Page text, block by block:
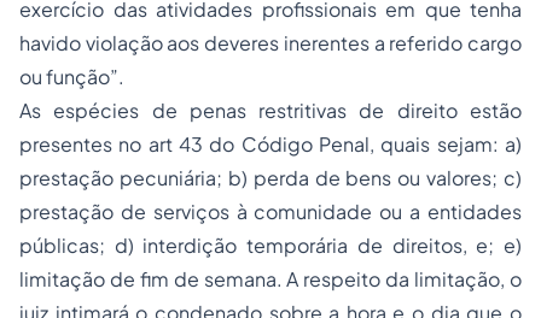
exercício das atividades profissionais em que tenha
havido violação aos deveres inerentes a referido cargo
ou função”.
As espécies de penas restritivas de direito estão
presentes no art 43 do Código Penal, quais sejam: a)
prestação pecuniária; b) perda de bens ou valores; c)
prestação de serviços à comunidade ou a entidades
públicas; d) interdição temporária de direitos, e; e)
limitação de fim de semana. A respeito da limitação, o
juiz intimará o condenado sobre a hora e o dia que o